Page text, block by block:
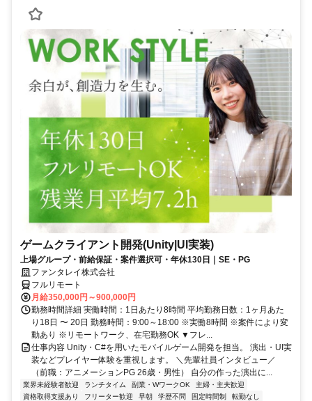
ゲームクライアント開発(Unity|UI実装)
上場グループ・前給保証・案件選択可・年休130日｜SE・PG
ファンタレイ株式会社
フルリモート
月給350,000円～900,000円
勤務時間詳細 実働時間：1日あたり8時間 平均勤務日数：1ヶ月あた
り18日 〜 20日 勤務時間：9:00～18:00 ※実働8時間 ※案件により変
動あり ※リモートワーク、在宅勤務OK ▼フレ...
仕事内容 Unity・C#を用いたモバイルゲーム開発を担当。 演出・UI実
装などプレイヤー体験を重視します。 ＼先輩社員インタビュー／
（前職：アニメーションPG 26歳・男性） 自分の作った演出に...
業界未経験者歓迎 ランチタイム 副業・WワークOK
主婦・主夫歓迎
資格取得支援あり
フリーター歓迎 早朝 学歴不問 固定時間制
転勤なし